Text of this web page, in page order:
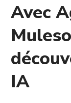
Avec
IA